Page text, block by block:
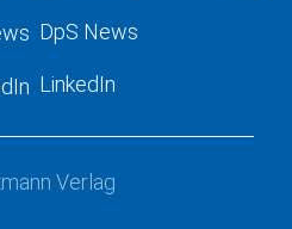
DpS News
LinkedIn